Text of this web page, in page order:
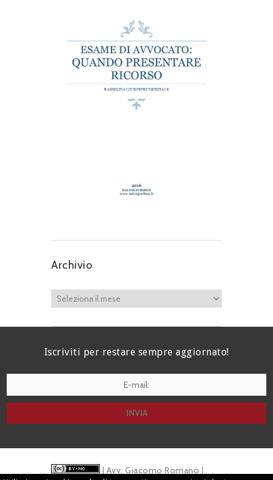
Archivio
Iscriviti per restare sempre aggiornato!
| Avv. Giacomo Romano |